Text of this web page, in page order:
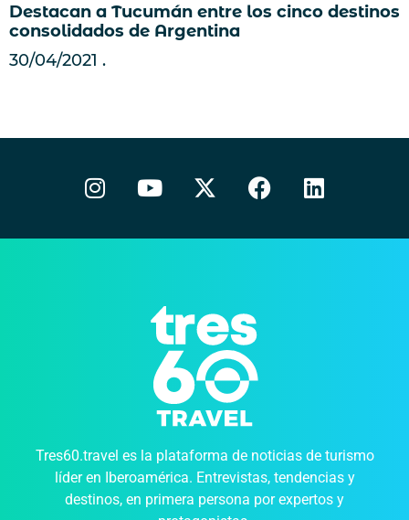
Destacan a Tucumán entre los cinco destinos
consolidados de Argentina
30/04/2021
Tres60.travel es la plataforma de noticias de turismo
líder en Iberoamérica. Entrevistas, tendencias y
destinos, en primera persona por expertos y